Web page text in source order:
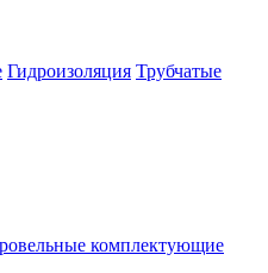
Гидроизоляция Трубчатые
комплектующие